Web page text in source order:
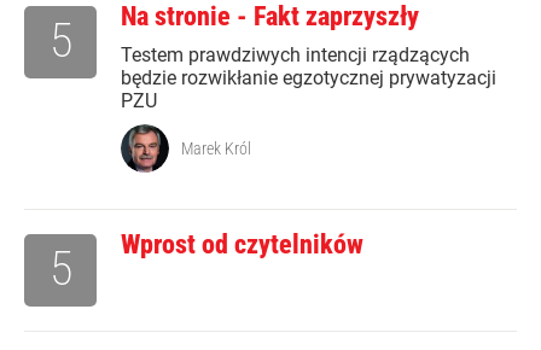
Na stronie - Fakt zaprzyszły
Testem prawdziwych intencji rządzących
będzie rozwikłanie egzotycznej prywatyzacji
PZU
5
Marek Król
Wprost od czytelników
5